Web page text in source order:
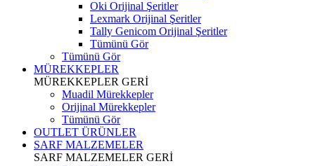
Oki Orijinal Şeritler
Lexmark Orijinal Şeritler
Tally Genicom Orijinal Şeritler
Tümünü Gör
Tümünü Gör
MÜREKKEPLER
MÜREKKEPLER GERİ
Muadil Mürekkepler
Orijinal Mürekkepler
Tümünü Gör
OUTLET ÜRÜNLER
SARF MALZEMELER
SARF MALZEMELER GERİ